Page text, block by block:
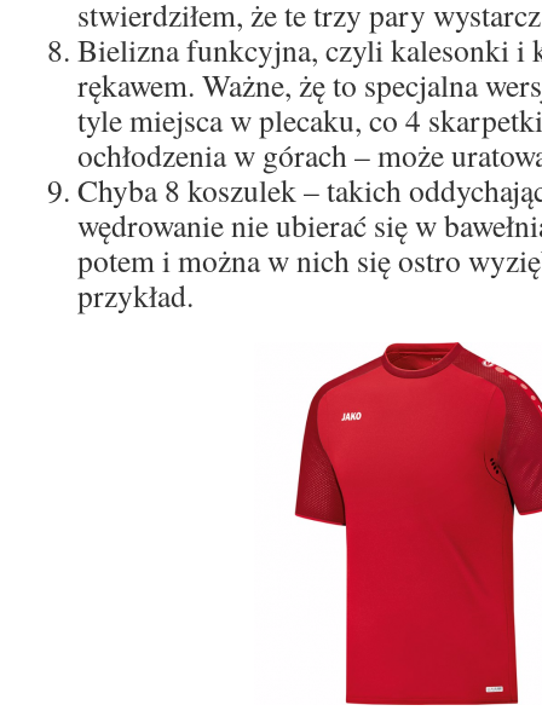
stwierdziłem, że te trzy pary
Bielizna funkcyjna, czyli kalesonki i
rękawem. Ważne, żę to specjalna
tyle miejsca w plecaku, co 4
ochłodzenia w górach – może
Chyba 8 koszulek – takich
wędrowanie nie ubierać się w
potem i można w nich się ostro
przykład.